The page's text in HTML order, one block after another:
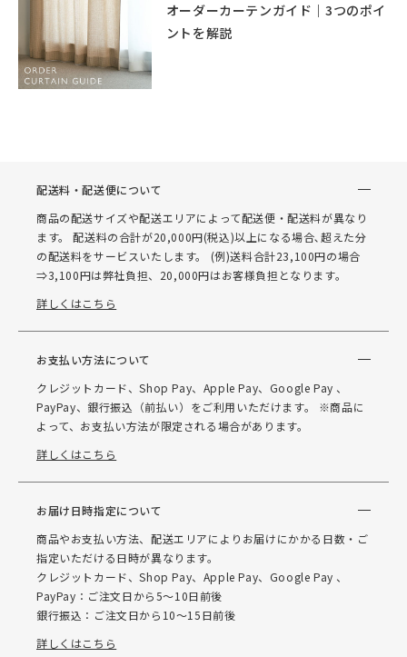
オーダーカーテンガイド｜3つのポイ
ントを解説
配送料・配送便について
商品の配送サイズや配送エリアによって配送便・配送料が異なり
ます。 配送料の合計が20,000円(税込)以上になる場合､超えた分
の配送料をサービスいたします。 (例)送料合計23,100円の場合
⇒3,100円は弊社負担、20,000円はお客様負担となります。
詳しくはこちら
お支払い方法について
クレジットカード、Shop Pay、Apple Pay、Google Pay 、
PayPay、銀行振込（前払い）をご利用いただけます。 ※商品に
よって、お支払い方法が限定される場合があります。
詳しくはこちら
お届け日時指定について
商品やお支払い方法、配送エリアによりお届けにかかる日数・ご
指定いただける日時が異なります。
クレジットカード、Shop Pay、Apple Pay、Google Pay 、
PayPay：ご注文日から5～10日前後
銀行振込：ご注文日から10～15日前後
詳しくはこちら